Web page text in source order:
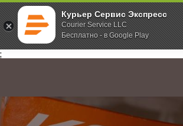
Курьер Сервис Экспресс
Courier Service LLC
Бесплатно - в Google Play
;
Главная О компании Новости Доставка